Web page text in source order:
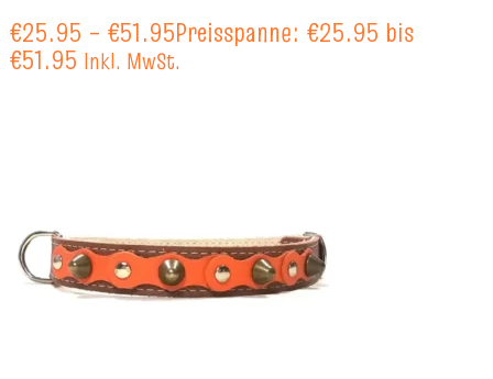
€25.95 – €51.95Preisspanne: €25.95 bis
€51.95 Inkl. MwSt.